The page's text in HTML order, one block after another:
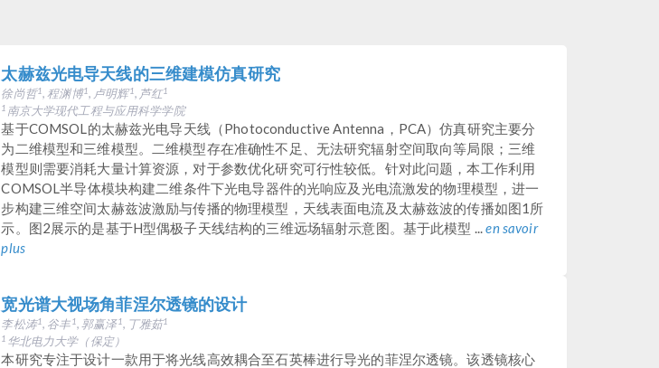
太赫兹光电导天线的三维建模仿真研究
徐尚哲1, 程渊博1, 卢明辉1, 芦红1
1 南京大学现代工程与应用科学学院
基于COMSOL的太赫兹光电导天线（Photoconductive Antenna，PCA）仿真研究主要分
为二维模型和三维模型。二维模型存在准确性不足、无法研究辐射空间取向等局限；三维
模型则需要消耗大量计算资源，对于参数优化研究可行性较低。针对此问题，本工作利用
COMSOL半导体模块构建二维条件下光电导器件的光响应及光电流激发的物理模型，进一
步构建三维空间太赫兹波激励与传播的物理模型，天线表面电流及太赫兹波的传播如图1所
示。图2展示的是基于H型偶极子天线结构的三维远场辐射示意图。基于此模型 ...en savoir
plus
宽光谱大视场角菲涅尔透镜的设计
李松涛1, 谷丰1, 郭赢泽1, 丁雅茹1
1 华北电力大学（保定）
本研究专注于设计一款用于将光线高效耦合至石英棒进行导光的菲涅尔透镜。该透镜核心